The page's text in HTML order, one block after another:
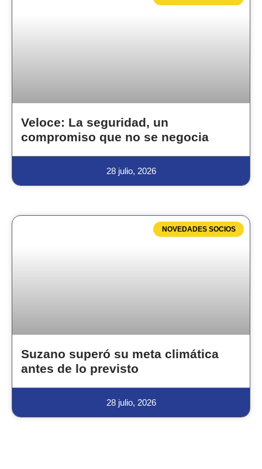
Veloce: La seguridad, un
compromiso que no se negocia
28 julio, 2026
NOVEDADES SOCIOS
Suzano superó su meta climática
antes de lo previsto
28 julio, 2026